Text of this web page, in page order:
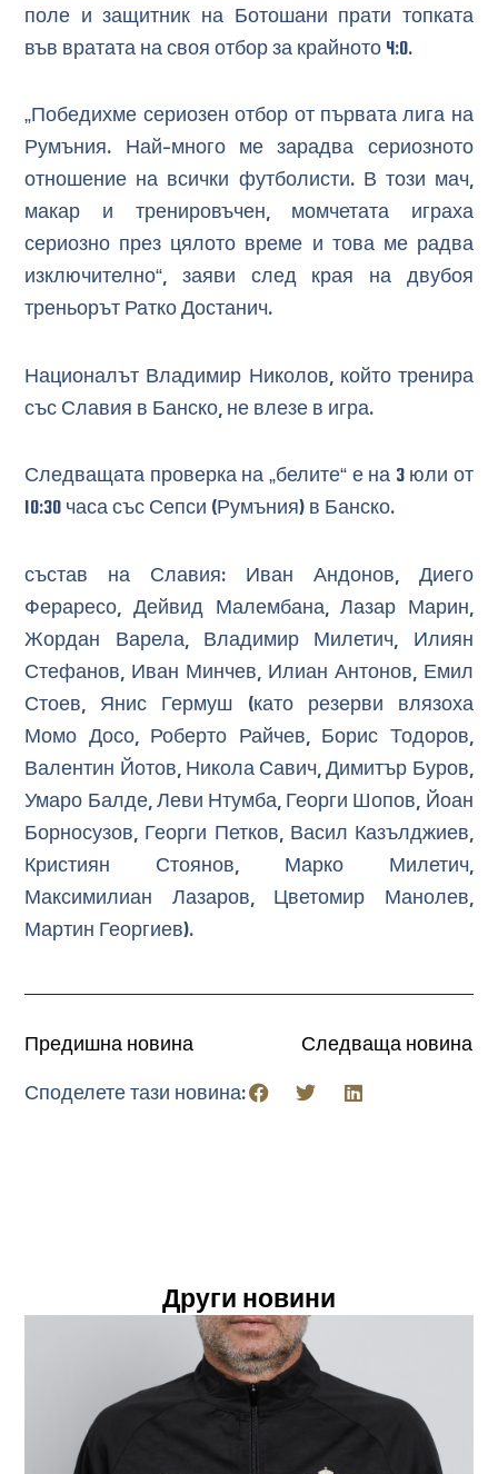
поле и защитник на Ботошани прати топката
във вратата на своя отбор за крайното 4:0.
„Победихме сериозен отбор от първата лига на
Румъния. Най-много ме зарадва сериозното
отношение на всички футболисти. В този мач,
макар и тренировъчен, момчетата играха
сериозно през цялото време и това ме радва
изключително“, заяви след края на двубоя
треньорът Ратко Достанич.
Националът Владимир Николов, който тренира
със Славия в Банско, не влезе в игра.
Следващата проверка на „белите“ е на 3 юли от
10:30 часа със Сепси (Румъния) в Банско.
състав на Славия: Иван Андонов, Диего
Фераресо, Дейвид Малембана, Лазар Марин,
Жордан Варела, Владимир Милетич, Илиян
Стефанов, Иван Минчев, Илиан Антонов, Емил
Стоев, Янис Гермуш (като резерви влязоха
Момо Досо, Роберто Райчев, Борис Тодоров,
Валентин Йотов, Никола Савич, Димитър Буров,
Умаро Балде, Леви Нтумба, Георги Шопов, Йоан
Борносузов, Георги Петков, Васил Казълджиев,
Кристиян Стоянов, Марко Милетич,
Максимилиан Лазаров, Цветомир Манолев,
Мартин Георгиев).
Предишна новина Следваща новина
Споделете тази новина:
Други новини